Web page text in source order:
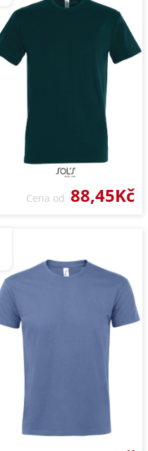
Cena od 88,45Kč